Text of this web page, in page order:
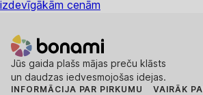
izdevīgākām cenām
Jūs gaida plašs mājas preču klāsts
un daudzas iedvesmojošas idejas.
INFORMĀCIJA PAR PIRKUMU VAIRĀK